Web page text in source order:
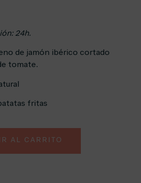
24h.
de jamón ibérico cortado
tomate.
fritas
AL CARRITO